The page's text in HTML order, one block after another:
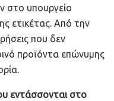
στο υπουργείο
ετικέτας. Από την
που δεν
προϊόντα επώνυμης
εντάσσονται στο